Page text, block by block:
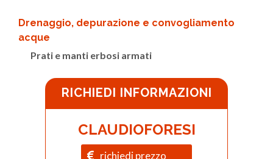
Drenaggio, depurazione e convogliamento
acque
Prati e manti erbosi armati
RICHIEDI INFORMAZIONI
CLAUDIOFORESI
richiedi prezzo